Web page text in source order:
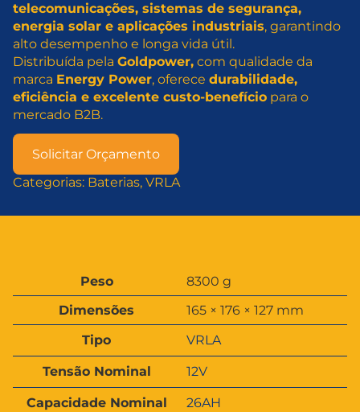
telecomunicações, sistemas de segurança,
energia solar e aplicações industriais, garantindo
alto desempenho e longa vida útil.
Distribuída pela Goldpower, com qualidade da
marca Energy Power, oferece durabilidade,
eficiência e excelente custo-benefício para o
mercado B2B.
Solicitar Orçamento
Categorias: Baterias, VRLA
t
b
t
s
r
Peso
8300 g
Dimensões
165 × 176 × 127 mm
Tipo
VRLA
Tensão Nominal 12V
Capacidade Nominal 26AH